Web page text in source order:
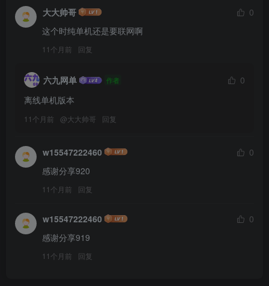
大大帅哥
0
这个时纯单机还是要联网啊
11个月前 回复
六九网单 作者
0
离线单机版本
11个月前 @大大帅哥 回复
w15547222460
0
感谢分享920
11个月前 回复
w15547222460
0
感谢分享919
11个月前 回复